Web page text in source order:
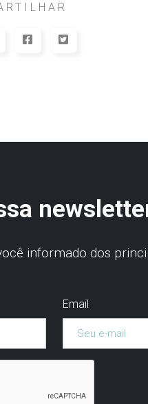
informado dos
Email